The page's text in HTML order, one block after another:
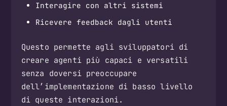
Interagire con altri sistemi
Ricevere feedback dagli utenti
Questo permette agli sviluppatori di
creare agenti più capaci e versatili
senza doversi preoccupare
dell’implementazione di basso livello
di queste interazioni.